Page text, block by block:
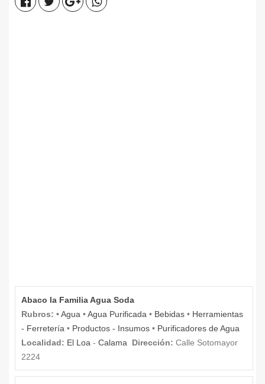
Abaco la Familia Agua Soda
Rubros: •Agua •Agua Purificada • Bebidas • Herramientas
- Ferretería • Productos - Insumos • Purificadores de Agua
Localidad: El Loa - Calama Dirección: Calle Sotomayor
2224